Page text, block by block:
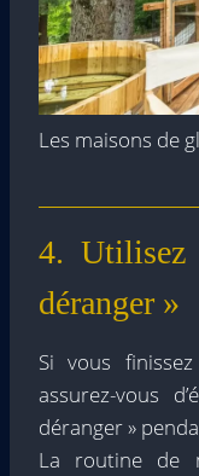
Les maisons de
4. Utilisez
déranger »
Si vous
assurez-vous
déranger »
La routine de